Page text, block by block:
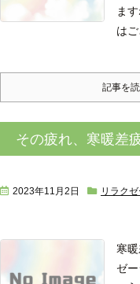
ます
は
記事を
その疲れ、寒暖差
2023年11月2日 リラク
寒
ゼ